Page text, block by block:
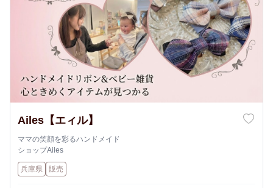
Ailes【エィル】
ママの笑顔を彩るハンドメイド
ショップAiles
兵庫県 販売